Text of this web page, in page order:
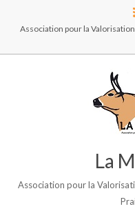
Association pour la
La
Association pour la